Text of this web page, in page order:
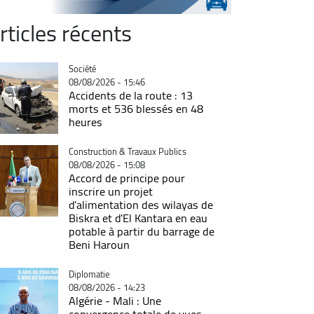
récents
Catégorie
Société
08/08/2026 - 15:46
Accidents de la route : 13
morts et 536 blessés en 48
heures
Catégorie
Construction & Travaux Publics
08/08/2026 - 15:08
Accord de principe pour
inscrire un projet
d'alimentation des wilayas de
Biskra et d'El Kantara en eau
potable à partir du barrage de
Beni Haroun
Catégorie
Diplomatie
08/08/2026 - 14:23
Algérie - Mali : Une